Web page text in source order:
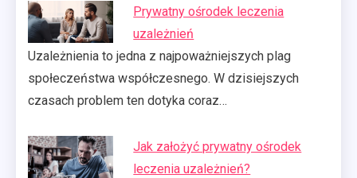
Prywatny ośrodek leczenia
uzależnień
Uzależnienia to jedna z najpoważniejszych plag
społeczeństwa współczesnego. W dzisiejszych
czasach problem ten dotyka coraz…
Jak założyć prywatny ośrodek
leczenia uzależnień?